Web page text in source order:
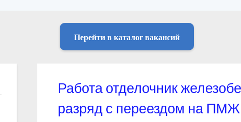
Перейти в каталог вакансий
Работа отделочник
разряд с переездом на ПМЖ